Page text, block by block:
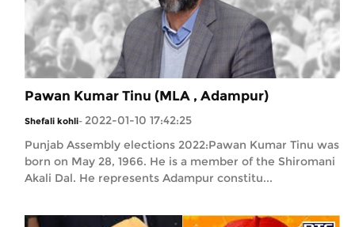
Pawan Kumar Tinu (MLA , Adampur)
Shefali kohli- 2022-01-10 17:42:25
Punjab Assembly elections 2022:Pawan Kumar Tinu was
born on May 28, 1966. He is a member of the Shiromani
Akali Dal. He represents Adampur constitu...